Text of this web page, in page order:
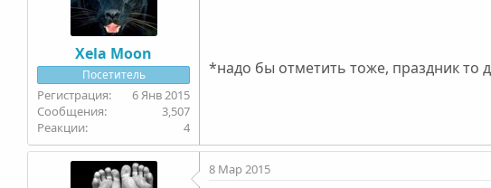
Xela Moon
Посетитель
6 Янв 2015
3,507
4
*надо бы отметить тоже, праздник то
8 Мар 2015